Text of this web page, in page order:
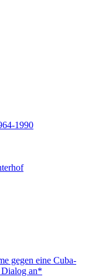
1990
gegen eine Cuba-
an*